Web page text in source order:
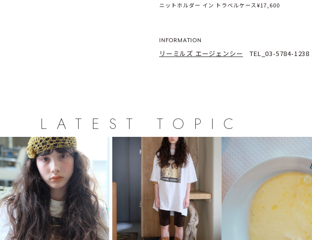
ニットホルダー イン トラベルケース¥17,600
INFORMATION
リーミルズ エージェンシー TEL_03-5784-1238
LATEST TOPIC